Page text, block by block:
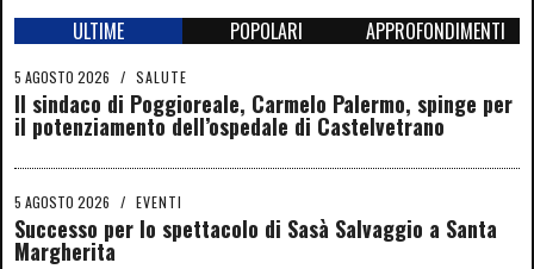
ULTIME POPOLARI APPROFONDIMENTI
5 AGOSTO 2026 / SALUTE
Il sindaco di Poggioreale, Carmelo Palermo, spinge per
il potenziamento dell’ospedale di Castelvetrano
5 AGOSTO 2026 / EVENTI
Successo per lo spettacolo di Sasà Salvaggio a Santa
Margherita